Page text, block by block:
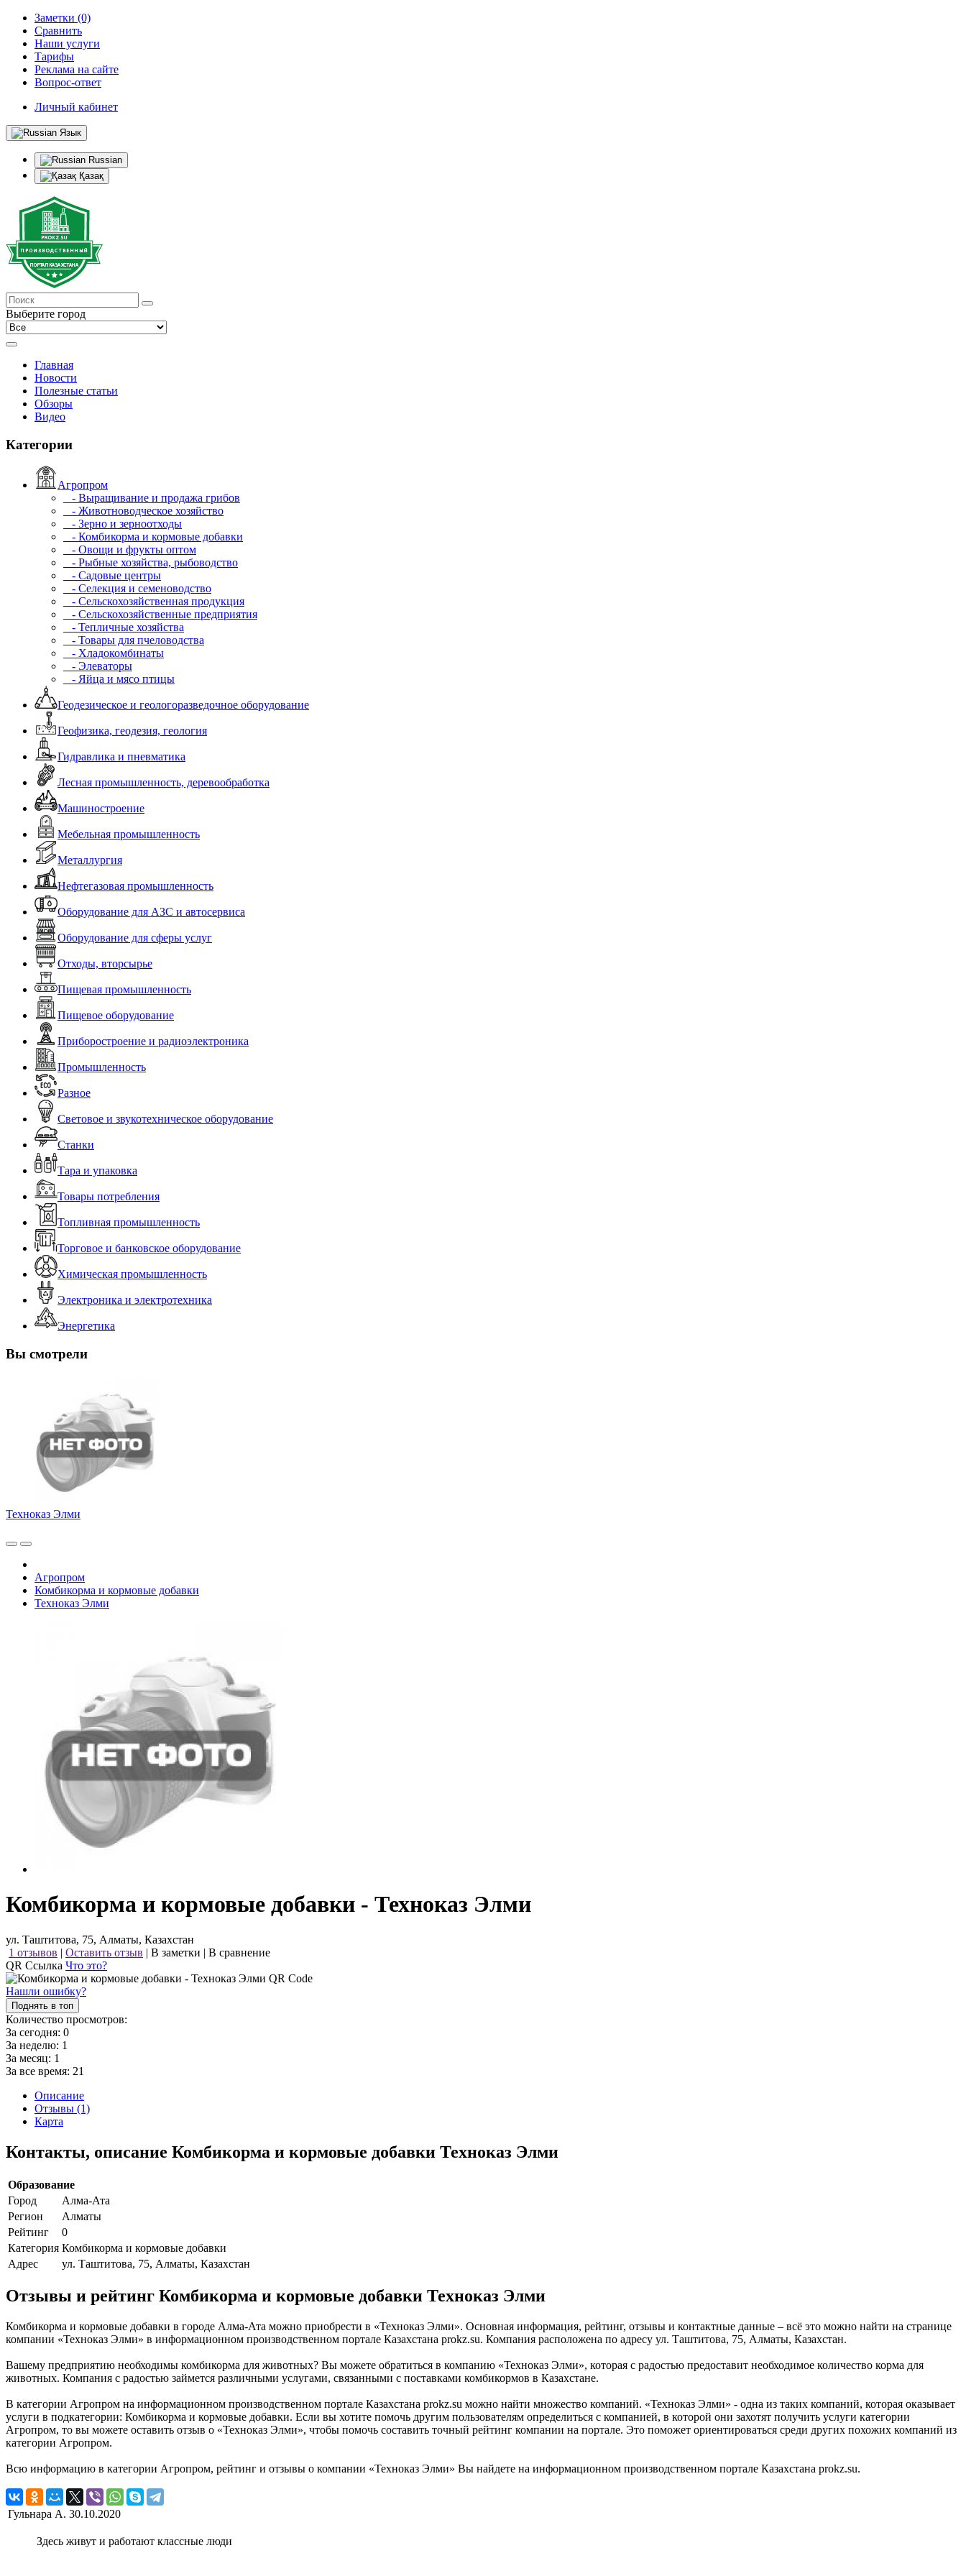
Заметки (0)
Сравнить
Наши услуги
Тарифы
Реклама на сайте
Вопрос-ответ
Личный кабинет
Язык
Russian
Қазақ
Выберите город
Главная
Новости
Полезные статьи
Обзоры
Видео
Категории
Агропром
- Выращивание и продажа грибов
- Животноводческое хозяйство
- Зерно и зерноотходы
- Комбикорма и кормовые добавки
- Овощи и фрукты оптом
- Рыбные хозяйства, рыбоводство
- Садовые центры
- Селекция и семеноводство
- Сельскохозяйственная продукция
- Сельскохозяйственные предприятия
- Тепличные хозяйства
- Товары для пчеловодства
- Хладокомбинаты
- Элеваторы
- Яйца и мясо птицы
Геодезическое и геологоразведочное оборудование
Геофизика, геодезия, геология
Гидравлика и пневматика
Лесная промышленность, деревообработка
Машиностроение
Мебельная промышленность
Металлургия
Нефтегазовая промышленность
Оборудование для АЗС и автосервиса
Оборудование для сферы услуг
Отходы, вторсырье
Пищевая промышленность
Пищевое оборудование
Приборостроение и радиоэлектроника
Промышленность
Разное
Световое и звукотехническое оборудование
Станки
Тара и упаковка
Товары потребления
Топливная промышленность
Торговое и банковское оборудование
Химическая промышленность
Электроника и электротехника
Энергетика
Вы смотрели
Техноказ Элми
Агропром
Комбикорма и кормовые добавки
Техноказ Элми
Комбикорма и кормовые добавки - Техноказ Элми
ул. Таштитова, 75, Алматы, Казахстан
1 отзывов | Оставить отзыв | В заметки | В сравнение
QR Ссылка Что это?
Нашли ошибку?
Поднять в топ
Количество просмотров:
За сегодня: 0
За неделю: 1
За месяц: 1
За все время: 21
Описание
Отзывы (1)
Карта
Контакты, описание Комбикорма и кормовые добавки Техноказ Элми
Образование
Город
Алма-Ата
Регион
Алматы
Рейтинг
0
Категория Комбикорма и кормовые добавки
Адрес
ул. Таштитова, 75, Алматы, Казахстан
Отзывы и рейтинг Комбикорма и кормовые добавки Техноказ Элми
Комбикорма и кормовые добавки в городе Алма-Ата можно приобрести в «Техноказ Элми». Основная информация, рейтинг, отзывы и контактные данные – всё это можно найти на странице
компании «Техноказ Элми» в информационном производственном портале Казахстана prokz.su. Компания расположена по адресу ул. Таштитова, 75, Алматы, Казахстан.
Вашему предприятию необходимы комбикорма для животных? Вы можете обратиться в компанию «Техноказ Элми», которая с радостью предоставит необходимое количество корма для
животных. Компания с радостью займется различными услугами, связанными с поставками комбикормов в Казахстане.
В категории Агропром на информационном производственном портале Казахстана prokz.su можно найти множество компаний. «Техноказ Элми» - одна из таких компаний, которая оказывает
услуги в подкатегории: Комбикорма и кормовые добавки. Если вы хотите помочь другим пользователям определиться с компанией, в которой они захотят получить услуги категории
Агропром, то вы можете оставить отзыв о «Техноказ Элми», чтобы помочь составить точный рейтинг компании на портале. Это поможет ориентироваться среди других похожих компаний из
категории Агропром.
Всю информацию в категории Агропром, рейтинг и отзывы о компании «Техноказ Элми» Вы найдете на информационном производственном портале Казахстана prokz.su.
Гульнара А. 30.10.2020
Здесь живут и работают классные люди